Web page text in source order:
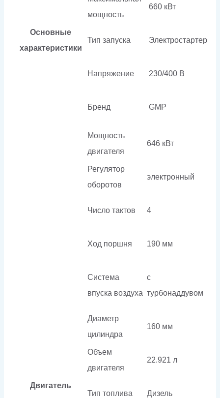
Основные
характеристики
мощность
660 кВт
Тип запуска Электростартер
Напряжение 230/400 В
Бренд GMP
Двигатель
Мощность
двигателя
646 кВт
Регулятор
оборотов
электронный
Число тактов 4
Ход поршня 190 мм
Система
впуска воздуха
с
турбонаддувом
Диаметр
цилиндра
160 мм
Объем
двигателя
22.921 л
Тип топлива Дизель